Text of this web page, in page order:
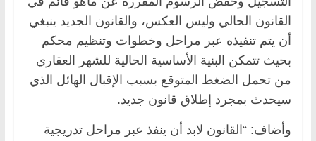
القانون الحالي وليس العكس، والقانون الجديد ينبغي
أن يتم تنفيذه عبر مراحل وخطوات وتنظيم محكم
بحيث تتمكن البنية الأساسية الحالية للشهر العقاري
من تحمل الضغط المتوقع بسبب الإقبال الهائل الذي
سيحدث بمجرد إطلاق قانون جديد.
وأضاف: “القانون لابد أن ينفذ عبر مراحل تدريجية